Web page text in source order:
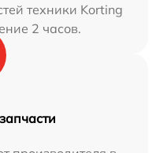
техники Korting
2 часов.